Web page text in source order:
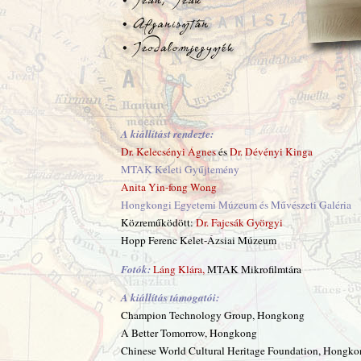
A kiállítást rendezte:
Dr. Kelecsényi ÁgnesésDr. Dévényi Kinga
MTAK Keleti Gyűjtemény
Anita Yin-fong Wong
Hongkongi Egyetemi Múzeum és Művészeti Galéria
Közreműködött:Dr. Fajcsák Györgyi
Hopp Ferenc Kelet-Ázsiai Múzeum
Fotók:Láng Klára,MTAK Mikrofilmtára
A kiállítás támogatói:
Champion Technology Group, Hongkong
A Better Tomorrow, Hongkong
Chinese World Cultural Heritage Foundation,